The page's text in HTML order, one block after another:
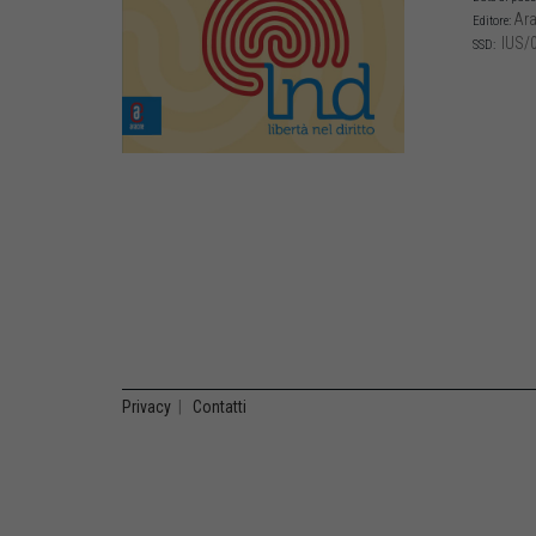
Editore:
SSD: IUS/
Privacy Contatti